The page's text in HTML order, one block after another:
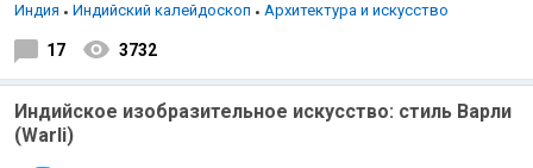
Индия Индийский калейдоскоп Архитектура и искусство
17 3732
Индийское изобразительное искусство: стиль Варли
(Warli)